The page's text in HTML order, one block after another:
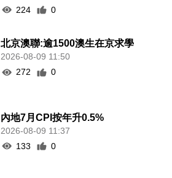
224
0
北京澳聯:逾1500澳生在京求學
2026-08-09 11:50
272
0
內地7月CPI按年升0.5%
2026-08-09 11:37
133
0